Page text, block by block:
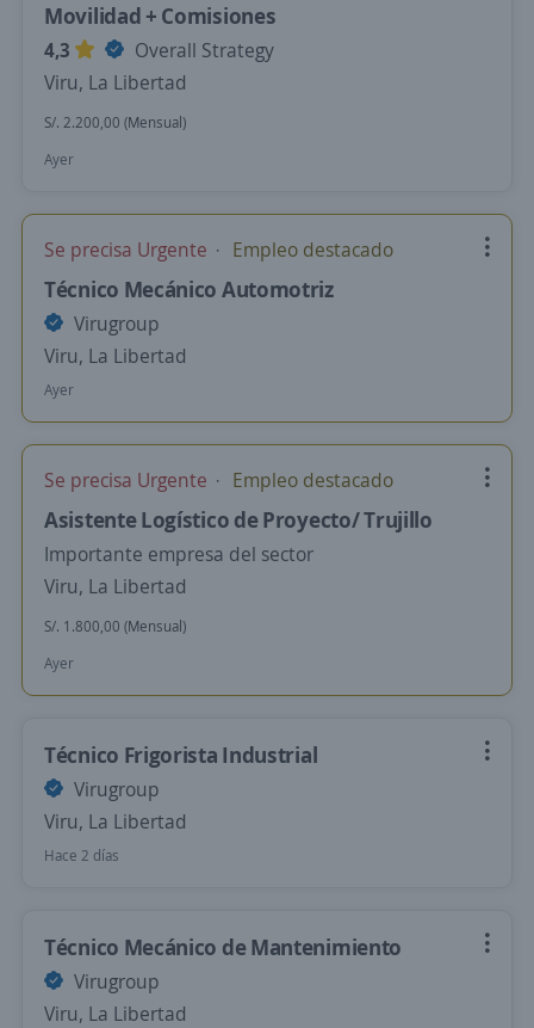
Movilidad + Comisiones
4,3
Overall Strategy
Viru, La Libertad
S/. 2.200,00 (Mensual)
Ayer
Se precisa Urgente Empleo destacado
Técnico Mecánico Automotriz
Virugroup
Viru, La Libertad
Ayer
Se precisa Urgente Empleo destacado
Asistente Logístico de Proyecto/ Trujillo
Importante empresa del sector
Viru, La Libertad
S/. 1.800,00 (Mensual)
Ayer
Técnico Frigorista Industrial
Virugroup
Viru, La Libertad
Hace 2 días
Técnico Mecánico de Mantenimiento
Virugroup
Viru, La Libertad